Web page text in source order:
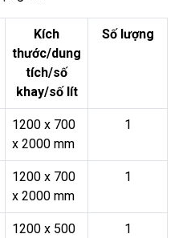
Kích
thước/dung
tích/số
khay/số lít
Số lượng
1200 x 700
x 2000 mm
1
1200 x 700
x 2000 mm
1
1200 x 500
1